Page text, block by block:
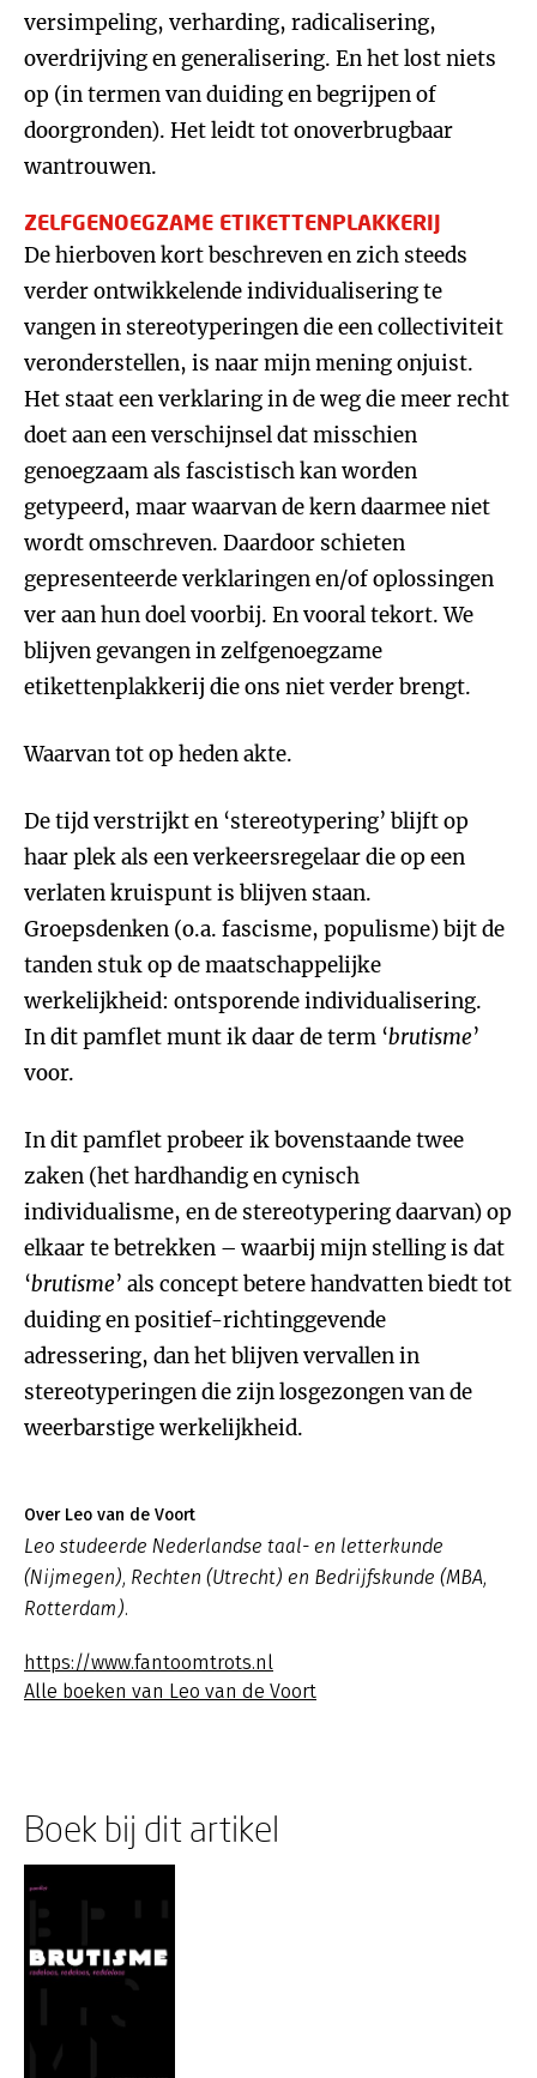
versimpeling, verharding, radicalisering,
overdrijving en generalisering. En het lost niets
op (in termen van duiding en begrijpen of
doorgronden). Het leidt tot onoverbrugbaar
wantrouwen.
ZELFGENOEGZAME ETIKETTENPLAKKERIJ
De hierboven kort beschreven en zich steeds
verder ontwikkelende individualisering te
vangen in stereotyperingen die een collectiviteit
veronderstellen, is naar mijn mening onjuist.
Het staat een verklaring in de weg die meer recht
doet aan een verschijnsel dat misschien
genoegzaam als fascistisch kan worden
getypeerd, maar waarvan de kern daarmee niet
wordt omschreven. Daardoor schieten
gepresenteerde verklaringen en/of oplossingen
ver aan hun doel voorbij. En vooral tekort. We
blijven gevangen in zelfgenoegzame
etikettenplakkerij die ons niet verder brengt.
Waarvan tot op heden akte.
De tijd verstrijkt en ‘stereotypering’ blijft op
haar plek als een verkeersregelaar die op een
verlaten kruispunt is blijven staan.
Groepsdenken (o.a. fascisme, populisme) bijt de
tanden stuk op de maatschappelijke
werkelijkheid: ontsporende individualisering.
In dit pamflet munt ik daar de term ‘brutisme’
voor.
In dit pamflet probeer ik bovenstaande twee
zaken (het hardhandig en cynisch
individualisme, en de stereotypering daarvan) op
elkaar te betrekken – waarbij mijn stelling is dat
‘brutisme’ als concept betere handvatten biedt tot
duiding en positief-richtinggevende
adressering, dan het blijven vervallen in
stereotyperingen die zijn losgezongen van de
weerbarstige werkelijkheid.
Over Leo van de Voort
Leo studeerde Nederlandse taal- en letterkunde
(Nijmegen), Rechten (Utrecht) en Bedrijfskunde (MBA,
Rotterdam).
https://www.fantoomtrots.nl
Alle boeken van Leo van de Voort
Boek bij dit artikel